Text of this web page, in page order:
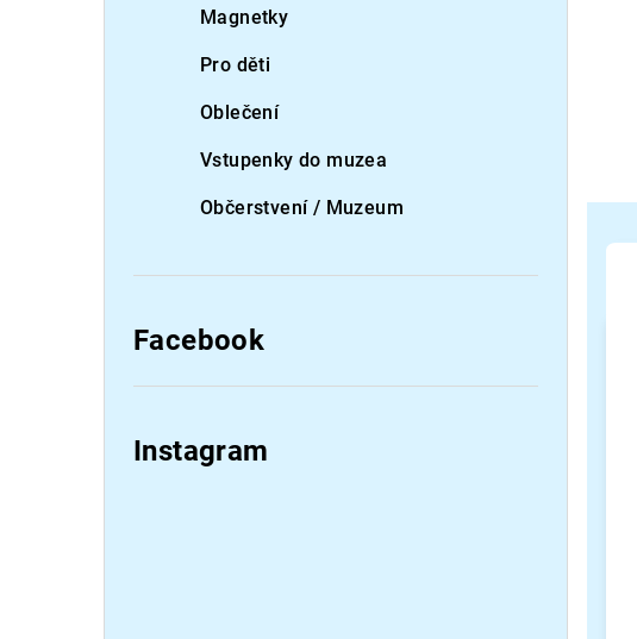
Magnetky
Pro děti
Oblečení
Vstupenky do muzea
Občerstvení / Muzeum
Facebook
Instagram